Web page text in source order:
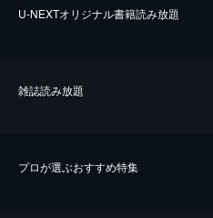
U-NEXTオリジナル書籍読み放題
雑誌読み放題
プロが選ぶおすすめ特集